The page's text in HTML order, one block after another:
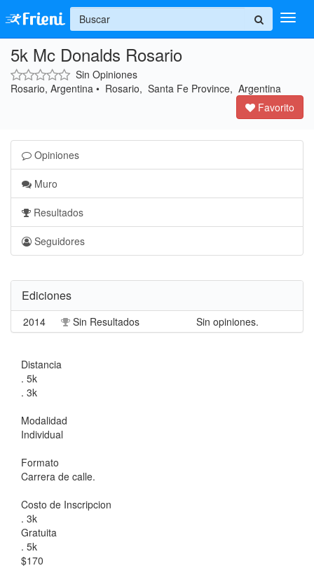
Ingresar
Inicio
+
5k Mc Donalds Rosario
Sin Opiniones
Rosario, Argentina • Rosario, Santa Fe Province, Argentina
Favorito
Opiniones
Muro
Resultados
Seguidores
Ediciones
2014 Sin Resultados Sin opiniones.
Distancia
. 5k
. 3k
Modalidad
Individual
Formato
Carrera de calle.
Costo de Inscripcion
. 3k
Gratuita
. 5k
$170